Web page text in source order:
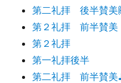
第二礼拝 後半賛美
第２礼拝 前半賛美
第２礼拝
第一礼拝後半
第二礼拝 前半賛美